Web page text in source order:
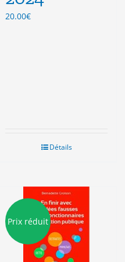
20.00€
Détails
Prix réduit